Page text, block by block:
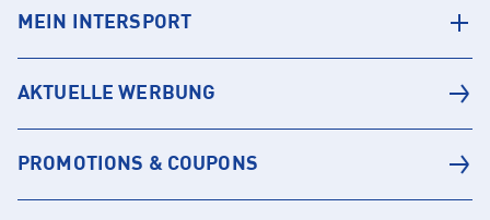
MEIN INTERSPORT
AKTUELLE WERBUNG
PROMOTIONS & COUPONS